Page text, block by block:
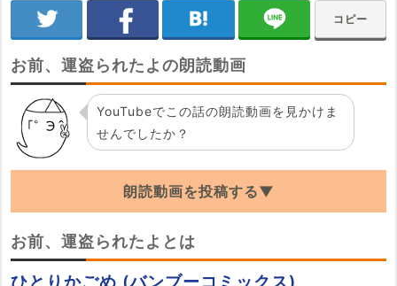
コピー
お前、運盗られたよの朗読動画
YouTubeでこの話の朗読動画を見かけま
せんでしたか？
朗読動画を投稿する▼
「お前、運盗られたよ」の朗読動画を探してい
ます。YouTubeでこの話の朗読動画を見つけ
お前、運盗られたよとは